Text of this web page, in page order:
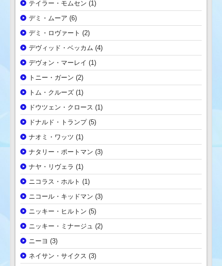
テイラー・モムセン (1)
デミ・ムーア (6)
デミ・ロヴァート (2)
デヴィッド・ベッカム (4)
デヴォン・マーレイ (1)
トニー・ガーン (2)
トム・クルーズ (1)
ドウツェン・クロース (1)
ドナルド・トランプ(5)
ナオミ・ワッツ (1)
ナタリー・ポートマン (3)
ナヤ・リヴェラ (1)
ニコラス・ホルト (1)
ニコール・キッドマン (3)
ニッキー・ヒルトン (5)
ニッキー・ミナージュ (2)
ニーヨ (3)
ネイサン・サイクス (3)